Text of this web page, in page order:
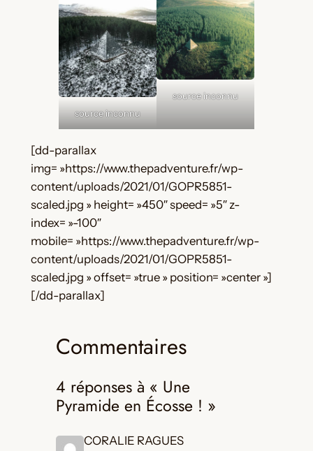
source inconnu
source inconnu
[dd-parallax
img= »https://www.thepadventure.fr/wp-
content/uploads/2021/01/GOPR5851-
scaled.jpg » height= »450″ speed= »5″ z-
index= »-100″
mobile= »https://www.thepadventure.fr/wp-
content/uploads/2021/01/GOPR5851-
scaled.jpg » offset= »true » position= »center »]
[/dd-parallax]
Commentaires
4 réponses à « Une
Pyramide en Écosse ! »
CORALIE RAGUES